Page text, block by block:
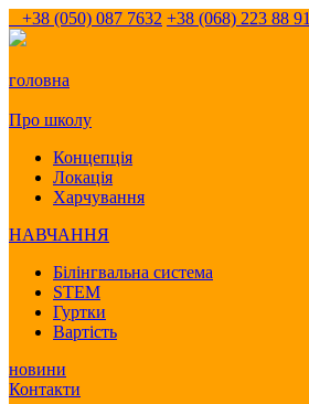
+38 (050) 087 7632 +38 (068) 223 88 91
головна
Про школу
Концепція
Локація
Харчування
НАВЧАННЯ
Білінгвальна система
STEM
Гуртки
Вартість
новини
Контакти